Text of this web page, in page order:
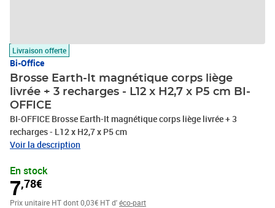
Livraison offerte
Bi-Office
Brosse Earth-It magnétique corps liège
livrée + 3 recharges - L12 x H2,7 x P5 cm BI-
OFFICE
BI-OFFICE Brosse Earth-It magnétique corps liège livrée + 3
recharges - L12 x H2,7 x P5 cm
Voir la description
En stock
7,78€
Prix unitaire HTdont 0,03€ HT d'éco-part